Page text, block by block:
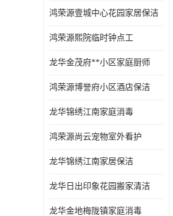
鸿荣源壹城中心花园家居保洁
鸿荣源熙院临时钟点工
龙华金茂府**小区家庭厨师
鸿荣源博誉府小区酒店保洁
龙华锦绣江南家庭消毒
鸿荣源尚云宠物室外看护
龙华锦绣江南家居保洁
龙华日出印象花园搬家清洁
龙华金地梅陇镇家庭消毒